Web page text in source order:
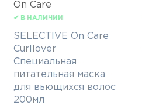
On Care
✔ В НАЛИЧИИ
SELECTIVE On Care
Curllover
Специальная
питательная маска
для вьющихся волос
200мл